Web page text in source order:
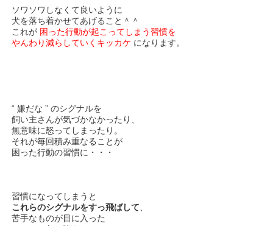
ソワソワしなくて良いように
犬を落ち着かせてあげること＾＾
これが 困った行動が起こってしまう習慣を
やんわり減らしていくキッカケ になります。
“ 嫌だな ” のシグナルを
飼い主さんが気づかなかったり、
無意味に怒ってしまったり。
それが毎回積み重なることが
困った行動の習慣に・・・
習慣になってしまうと
これらのシグナルをすっ飛ばして
苦手なものが目に入った